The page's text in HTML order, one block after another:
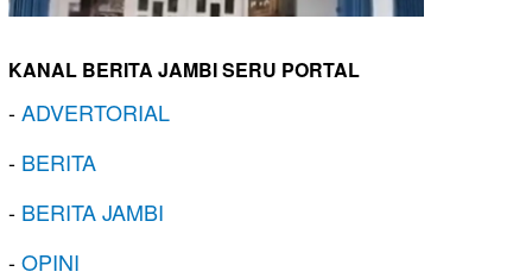
KANAL BERITA JAMBI SERU PORTAL
-ADVERTORIAL
- BERITA
- BERITA JAMBI
-OPINI